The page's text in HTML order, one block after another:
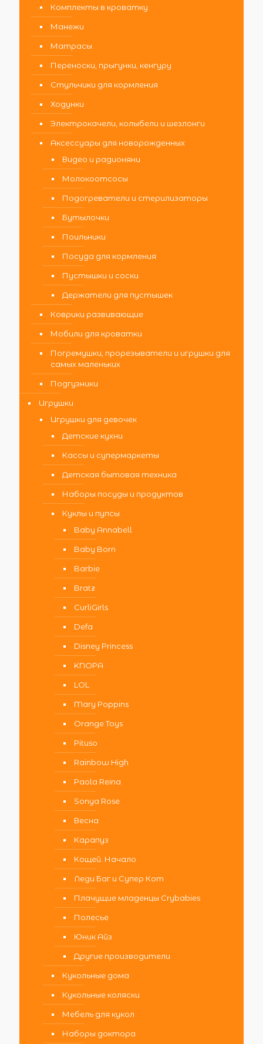
Комплекты в кроватку
Манежи
Матрасы
Переноски, прыгунки, кенгуру
Стульчики для кормления
Ходунки
Электрокачели, колыбели и шезлонги
Аксессуары для новорожденных
Видео и радионяни
Молокоотсосы
Подогреватели и стерилизаторы
Бутылочки
Поильники
Посуда для кормления
Пустышки и соски
Держатели для пустышек
Коврики развивающие
Мобили для кроватки
Погремушки, прорезыватели и игрушки для
самых маленьких
Подгузники
Игрушки
Игрушки для девочек
Детские кухни
Кассы и супермаркеты
Детская бытовая техника
Наборы посуды и продуктов
Куклы и пупсы
Baby Annabell
Baby Born
Barbie
Bratz
CurliGirls
Defa
Disney Princess
KNOPA
LOL
Mary Poppins
Orange Toys
Pituso
Rainbow High
Paola Reina
Sonya Rose
Весна
Карапуз
Кощей. Начало
Леди Баг и Супер Кот
Плачущие младенцы Crybabies
Полесье
Юник Айз
Другие производители
Кукольные дома
Кукольные коляски
Мебель для кукол
Наборы доктора